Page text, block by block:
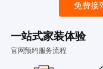
免费接
一站式家装体验
官网预约服务流程